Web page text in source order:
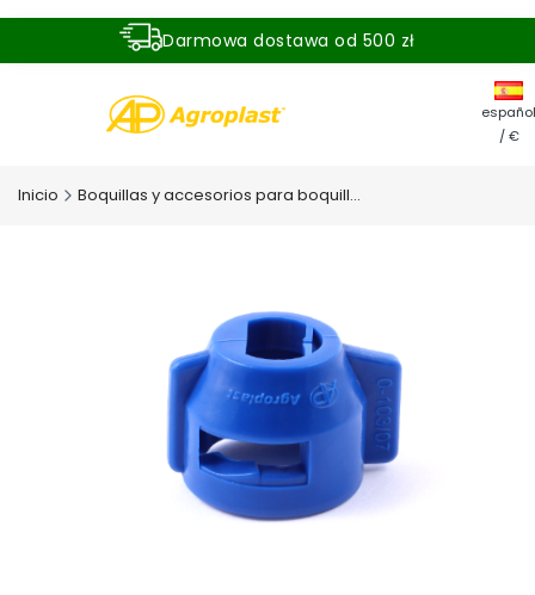
Darmowa dostawa od 500 zł
español
/ €
Inicio Boquillas y accesorios para boquillas